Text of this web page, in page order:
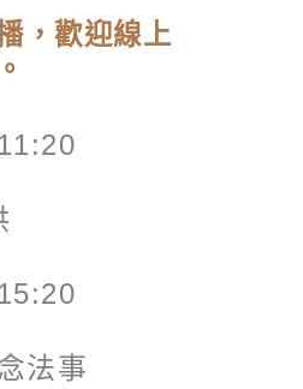
，歡迎線上
法事